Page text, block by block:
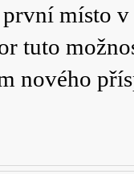
místo
tuto
nového